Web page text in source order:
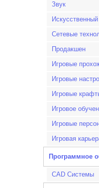
Звук
Сетевые
Продакшен
Игровые
Игровые
Игровые
Игровое
Игровые
Игровая
Программное
CAD Системы